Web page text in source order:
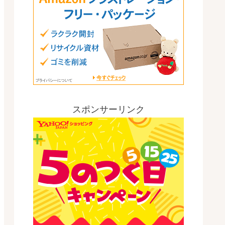
スポンサーリンク